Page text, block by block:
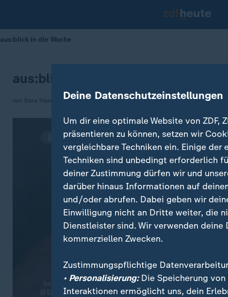
aus:blick in die Woche
aus:blick in die Woche
von Dara HassanzadehDeine Datenschutzeinstellungen
Um dir eine optimale Website von ZDF,
präsentieren zu können, setzen wir
vergleichbare Techniken ein. Einige der
Techniken sind unbedingt erforderlich
deiner Zustimmung dürfen wir und
darüber hinaus Informationen auf
und/oder abrufen. Dabei geben wir
Einwilligung nicht an Dritte weiter, die
Dienstleister sind. Wir verwenden deine
kommerziellen Zwecken.
Zustimmungspflichtige
• Personalisierung:Die Speicherung
Interaktionen ermöglicht uns, dein